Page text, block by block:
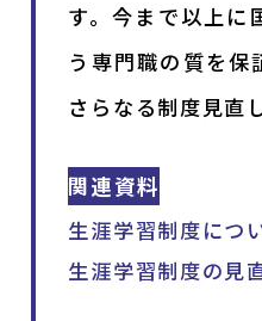
す。今まで以上に
う専門職の質を保
さらなる制度見直
関連資料
生涯学習制度につ
生涯学習制度の見